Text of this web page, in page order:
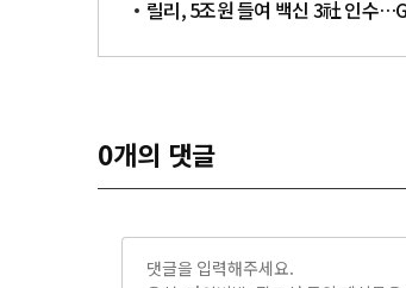
릴리, 5조원 들여 백신 3社 인수
0개의 댓글